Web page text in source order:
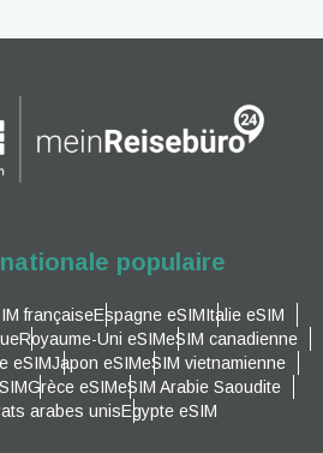
populaire
françaiseEspagne eSIMItalie eSIM
Royaume-Uni eSIMeSIM canadienne
eSIMJapon eSIMeSIM vietnamienne
Grèce eSIMeSIM Arabie Saoudite
arabes unisEgypte eSIM